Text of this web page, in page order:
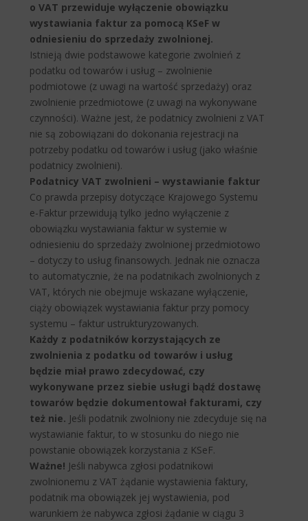
o VAT przewiduje wyłączenie obowiązku
wystawiania faktur za pomocą KSeF w
odniesieniu do sprzedaży zwolnionej.
Istnieją dwie podstawowe kategorie zwolnień z
podatku od towarów i usług – zwolnienie
podmiotowe (z uwagi na wartość sprzedaży) oraz
zwolnienie przedmiotowe (z uwagi na wykonywane
czynności). Ważne jest, że podatnicy zwolnieni z VAT
nie są zobowiązani do dokonania rejestracji na
potrzeby podatku od towarów i usług (jako właśnie
podatnicy zwolnieni).
Podatnicy VAT zwolnieni – wystawianie faktur
Co prawda przepisy dotyczące Krajowego Systemu
e-Faktur przewidują tylko jedno wyłączenie z
obowiązku wystawiania faktur w systemie w
odniesieniu do sprzedaży zwolnionej przedmiotowo
– dotyczy to usług finansowych. Jednak nie oznacza
to automatycznie, że na podatnikach zwolnionych z
VAT, których nie obejmuje wskazane wyłączenie,
ciąży obowiązek wystawiania faktur przy pomocy
systemu – faktur ustrukturyzowanych.
Każdy z podatników korzystających ze
zwolnienia z podatku od towarów i usług
będzie miał prawo zdecydować, czy
wykonywane przez siebie usługi bądź dostawę
towarów będzie dokumentował fakturami, czy
też nie. Jeśli podatnik zwolniony nie zdecyduje się na
wystawianie faktur, to w stosunku do niego nie
powstanie obowiązek korzystania z KSeF.
Ważne! Jeśli nabywca zgłosi podatnikowi
zwolnionemu z VAT żądanie wystawienia faktury,
podatnik ma obowiązek jej wystawienia, pod
warunkiem że nabywca zgłosi żądanie w ciągu 3